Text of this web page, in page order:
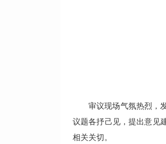
审议现场气氛热烈，
议题各抒己见，提出意见
相关关切。